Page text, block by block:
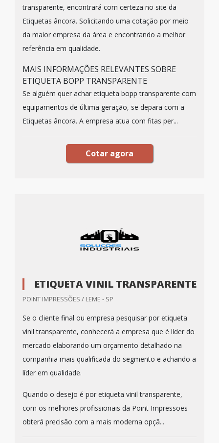
transparente, encontrará com certeza no site da
Etiquetas âncora. Solicitando uma cotação por meio
da maior empresa da área e encontrando a melhor
referência em qualidade.
MAIS INFORMAÇÕES RELEVANTES SOBRE
ETIQUETA BOPP TRANSPARENTE
Se alguém quer achar etiqueta bopp transparente com
equipamentos de última geração, se depara com a
Etiquetas âncora. A empresa atua com fitas per...
Cotar agora
ETIQUETA VINIL TRANSPARENTE
POINT IMPRESSÕES / LEME - SP
Se o cliente final ou empresa pesquisar por etiqueta
vinil transparente, conhecerá a empresa que é líder do
mercado elaborando um orçamento detalhado na
companhia mais qualificada do segmento e achando a
líder em qualidade.
Quando o desejo é por etiqueta vinil transparente,
com os melhores profissionais da Point Impressões
obterá precisão com a mais moderna opçã...